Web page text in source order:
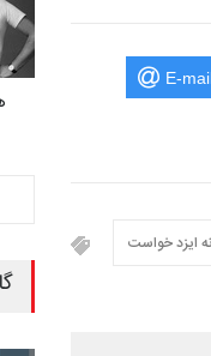
E-
ایزد خواست